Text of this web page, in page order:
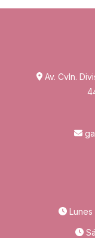
Av. Cvln.